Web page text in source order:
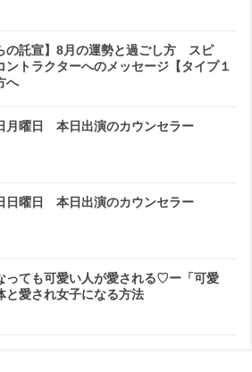
の託宣】8月の運勢と過ごし方 スピ
ントラクターへのメッセージ【タイプ１
へ
月曜日 本日出演のカウンセラー
日曜日 本日出演のカウンセラー
っても可愛い人が愛される♡ー「可愛
と愛され女子になる方法